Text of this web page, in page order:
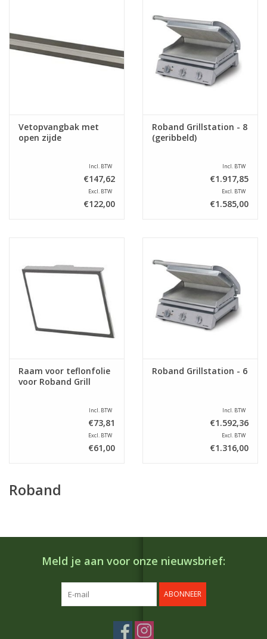
Vetopvangbak met
open zijde
Incl. BTW
€147,62
Excl. BTW
€122,00
Roband Grillstation - 8
(geribbeld)
Incl. BTW
€1.917,85
Excl. BTW
€1.585,00
Raam voor teflonfolie
voor Roband Grill
Incl. BTW
€73,81
Excl. BTW
€61,00
Roband Grillstation - 6
Incl. BTW
€1.592,36
Excl. BTW
€1.316,00
Roband
Meld je aan voor onze nieuwsbrief:
ABONNEER